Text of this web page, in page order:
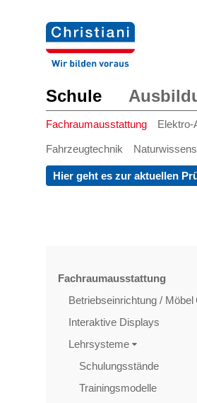
Schule
Fachraumausstattung Elektro-
Fahrzeugtechnik
Hier geht es zur aktuellen
Fachraumausstattung
Betriebseinrichtung / Möbel
Interaktive Displays
Lehrsysteme
Schulungsstände
Trainingsmodelle